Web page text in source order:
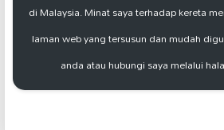
di Malaysia. Minat saya terhadap kereta
laman web yang tersusun dan mudah
anda atau hubungi saya melalui